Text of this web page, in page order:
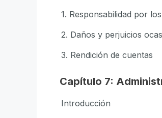
1. Responsabilidad por
2. Daños y perjuicios
3. Rendición de cuentas
Capítulo 7:
Introducción